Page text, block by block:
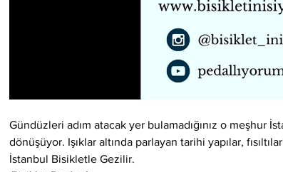
Gündüzleri adım atacak yer bulamadığınız o meşhur
dönüşüyor. Işıklar altında parlayan tarihi yapılar,
İstanbul Bisikletle Gezilir.